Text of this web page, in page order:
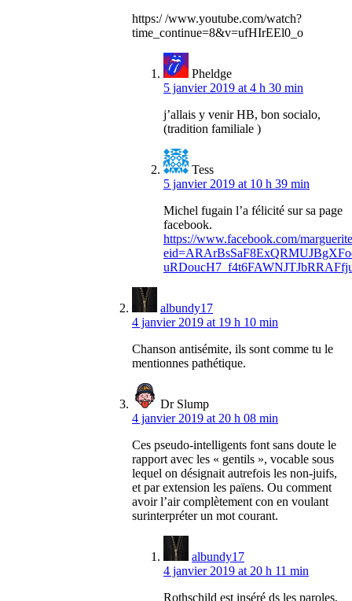
https:/ /www.youtube.com/watch?
time_continue=8&v=ufHIrEEl0_o
Pheldge
5 janvier 2019 at 4 h 30 min
j’allais y venir HB, bon socialo,
(tradition familiale )
Tess
5 janvier 2019 at 10 h 39 min
Michel fugain l’a félicité sur sa page
facebook.
https://www.facebook.com/
albundy17
4 janvier 2019 at 19 h 10 min
Chanson antisémite, ils sont comme tu le
mentionnes pathétique.
Dr Slump
4 janvier 2019 at 20 h 08 min
Ces pseudo-intelligents font sans doute le
rapport avec les « gentils », vocable sous
lequel on désignait autrefois les non-juifs,
et par extension les païens. Ou comment
avoir l’air complètement con en voulant
surinterpréter un mot courant.
albundy17
4 janvier 2019 at 20 h 11 min
Rothschild est inséré ds les paroles,